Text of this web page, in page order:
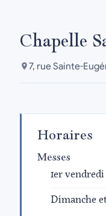
Chapelle
7, rue Sainte-
Horaires
Messes
1er
Dimanche